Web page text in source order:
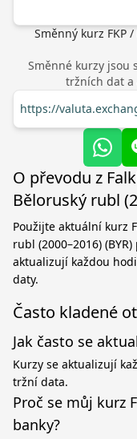
Směnný kurz FKP /
Směnné kurzy jsou
tržních dat a
https://
O převodu z
Běloruský rubl
Použijte aktuální kurz
rubl (2000–2016)
aktualizují každou
daty.
Často kladené
Jak často se
Kurzy se aktualizují
tržní data.
Proč se můj kurz
banky?